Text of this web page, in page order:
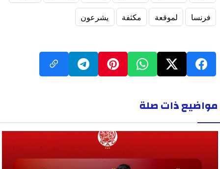
فرنسا لموقعة مكثفة يشرعون
مواضيع ذات صلة